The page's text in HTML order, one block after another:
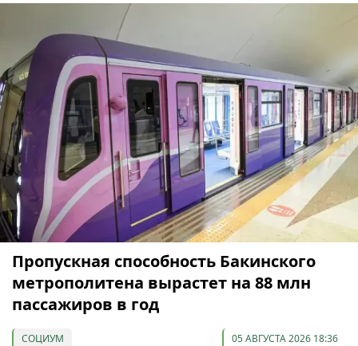
Пропускная способность Бакинского
метрополитена вырастет на 88 млн
пассажиров в год
СОЦИУМ 05 АВГУСТА 2026 18:36